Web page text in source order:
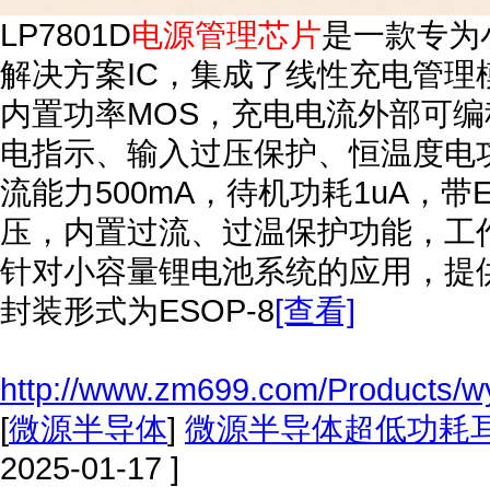
LP7801D电源管理芯片是一款专
解决方案IC，集成了线性充电管
内置功率MOS，充电电流外部可
电指示、输入过压保护、恒温度
流能力500mA，待机功耗1uA，
压，内置过流、过温保护功能，
针对小容量锂电池系统的应用，
封装形式为ESOP-8[查看]
http://www.zm699.com/Products/
[微源半导体] 微源半导体超低功耗
2025-01-17 ]